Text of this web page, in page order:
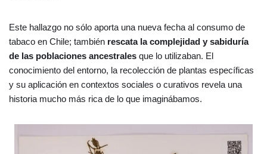
Este hallazgo no sólo aporta una nueva fecha al consumo de
tabaco en Chile; también rescata la complejidad y sabiduría
de las poblaciones ancestrales que lo utilizaban. El
conocimiento del entorno, la recolección de plantas específicas
y su aplicación en contextos sociales o curativos revela una
historia mucho más rica de lo que imaginábamos.